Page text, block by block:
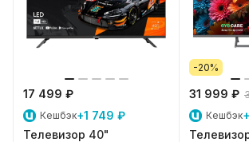
17 499 ₽
Кешбэк+1 749 ₽
Телевизор 40"
-20%
31 999 ₽
Кешбэк